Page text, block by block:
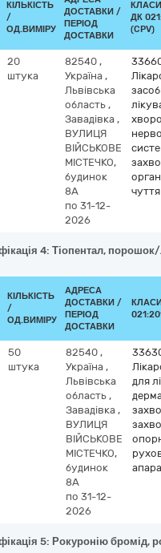
КІЛЬКІСТЬ
/
ОД.ВИМІРУ
ДОСТАВКИ /
ПЕРІОД
ДОСТАВКИ
ДК
(CPV)
20
штука
82540 ,
Україна ,
Львівська
область ,
Завадівка ,
ВУЛИЦЯ
ВІЙСЬКОВЕ
МІСТЕЧКО,
будинок
8А
по 31-12-
2026
чуття
4: Тіопентал, порошок/
КІЛЬКІСТЬ
/
ОД.ВИМІРУ
АДРЕСА
ДОСТАВКИ /
ПЕРІОД
ДОСТАВКИ
50
штука
82540 ,
Україна ,
Львівська
область ,
Завадівка ,
ВУЛИЦЯ
ВІЙСЬКОВЕ
МІСТЕЧКО,
будинок
8А
по 31-12-
2026
для
5: Рокуронію бромід,